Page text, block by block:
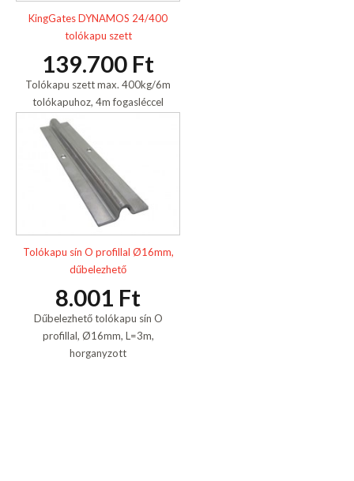
KingGates DYNAMOS 24/400
tolókapu szett
139.700 Ft
Tolókapu szett max. 400kg/6m
tolókapuhoz, 4m fogasléccel
Tolókapu sín O profillal Ø16mm,
dűbelezhető
8.001 Ft
Dűbelezhető tolókapu sín O
profillal, Ø16mm, L=3m,
horganyzott